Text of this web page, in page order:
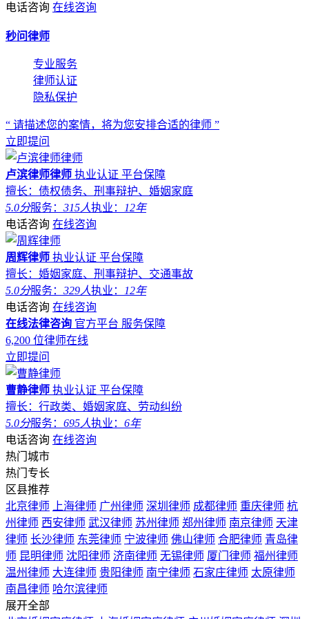
电话咨询 在线咨询
秒问律师
专业服务
律师认证
隐私保护
“ 请描述您的案情，将为您安排合适的律师 ”
立即提问
卢滨律师律师 执业认证 平台保障
擅长：债权债务、刑事辩护、婚姻家庭
5.0分服务： 315人执业：
12年
电话咨询 在线咨询
周辉律师 执业认证 平台保障
擅长：婚姻家庭、刑事辩护、交通事故
5.0分服务： 329人执业：
12年
电话咨询 在线咨询
在线法律咨询 官方平台 服务保障
6,200 位律师在线
立即提问
曹静律师 执业认证 平台保障
擅长：行政类、婚姻家庭、劳动纠纷
5.0分服务： 695人执业： 6年
电话咨询 在线咨询
热门城市
热门专长
区县推荐
北京律师
上海律师 广州律师 深圳律师 成都律师 重庆律师 杭
州律师 西安律师 武汉律师 苏州律师 郑州律师 南京律师 天津
律师 长沙律师 东莞律师 宁波律师 佛山律师 合肥律师 青岛律
师 昆明律师 沈阳律师 济南律师 无锡律师 厦门律师 福州律师
温州律师 大连律师 贵阳律师 南宁律师 石家庄律师 太原律师
南昌律师 哈尔滨律师
展开全部